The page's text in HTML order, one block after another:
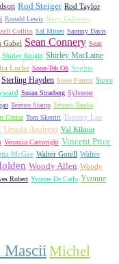
Rod Steiger Rod Taylor
Ronald Lewis Rory Calhoun
Collins Sal Mineo Sammy Davis
Gabel Sean Connery Sean
Shirley Knight Shirley MacLaine
Locke Soon-Tek Oh Sophia
Sterling Hayden Steve Forrest Steve
Susan Strasberg Sylvester
Terence Stamp Tetsuro Tamba
Cruise Tom Skerritt Tommy Lee
Ursula Andress Val Kilmer
Veronica Cartwright Vincent Price
McGee Walter Gotell Walter
Woody Allen Woody
Robert Yvonne De Carlo Yvonne
Mascii Michel